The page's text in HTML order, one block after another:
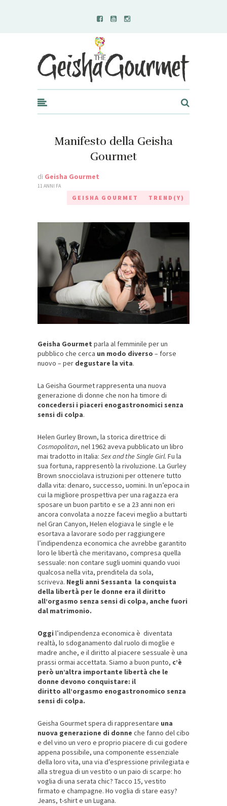
Geisha Gourmet
Manifesto della Geisha
Gourmet
di Geisha Gourmet
11 ANNI FA
GEISHA GOURMET TREND(Y)
Geisha Gourmet parla al femminile per un
pubblico che cerca un modo diverso – forse
nuovo – per degustare la vita.
La Geisha Gourmet rappresenta una nuova
generazione di donne che non ha timore di
concedersi i piaceri enogastronomici senza
sensi di colpa.
Helen Gurley Brown, la storica direttrice di
Cosmopolitan, nel 1962 aveva pubblicato un libro
mai tradotto in Italia: Sex and the Single Girl. Fu la
sua fortuna, rappresentò la rivoluzione. La Gurley
Brown snocciolava istruzioni per ottenere tutto
dalla vita: denaro, successo, uomini. In un’epoca in
cui la migliore prospettiva per una ragazza era
sposare un buon partito e se a 23 anni non eri
ancora convolata a nozze facevi meglio a buttarti
nel Gran Canyon, Helen elogiava le single e le
esortava a lavorare sodo per raggiungere
l’indipendenza economica che avrebbe garantito
loro le libertà che meritavano, compresa quella
sessuale: non contare sugli uomini quando vuoi
qualcosa nella vita, prenditela da sola,
scriveva. Negli anni Sessanta la conquista
della libertà per le donne era il diritto
all’orgasmo senza sensi di colpa, anche fuori
dal matrimonio.
Oggi l’indipendenza economica è diventata
realtà, lo sdoganamento dal ruolo di moglie e
madre anche, e il diritto al piacere sessuale è una
prassi ormai accettata. Siamo a buon punto, c’è
però un’altra importante libertà che le
donne devono conquistare: il
diritto all’orgasmo enogastronomico senza
sensi di colpa.
Geisha Gourmet spera di rappresentare una
nuova generazione di donne che fanno del cibo
e del vino un vero e proprio piacere di cui godere
appena possibile, una componente essenziale
della loro vita, una via d’espressione privilegiata e
alla stregua di un vestito o un paio di scarpe: ho
voglia di una serata chic? Tacco 15, vestito
firmato e champagne. Ho voglia di stare easy?
Jeans, t-shirt e un Lugana.